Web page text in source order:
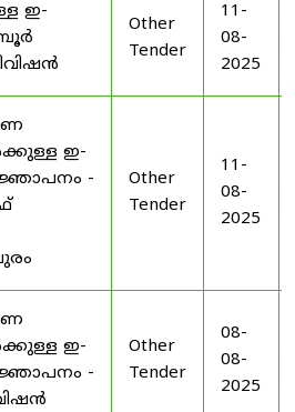
ഇ-
Other
Tender
11-
08-
2025
ഇ-
-
Other
Tender
11-
08-
2025
ഇ-
-
Other
Tender
08-
08-
2025